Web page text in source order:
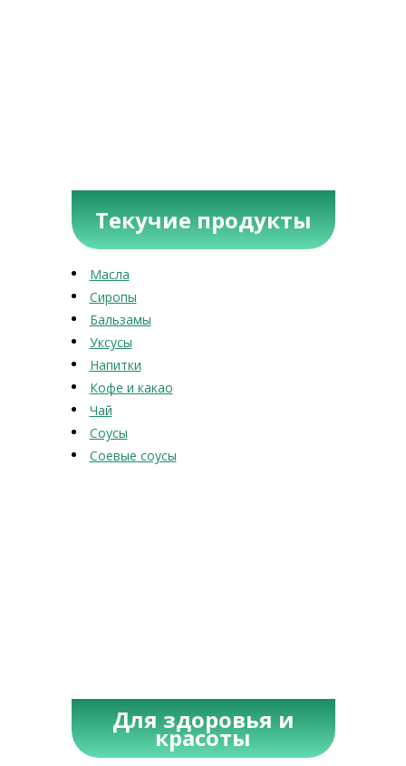
Текучие продукты
Масла
Сиропы
Бальзамы
Уксусы
Напитки
Кофе и какао
Чай
Соусы
Соевые соусы
Для здоровья и
красоты